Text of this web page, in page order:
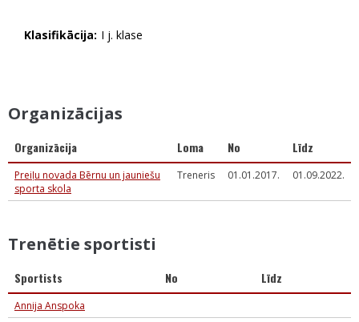
Klasifikācija: I j. klase
Organizācijas
Organizācija Loma No Līdz
Preiļu novada Bērnu un jauniešu
sporta skola
Treneris 01.01.2017. 01.09.2022.
Trenētie sportisti
Sportists No Līdz
Annija Anspoka